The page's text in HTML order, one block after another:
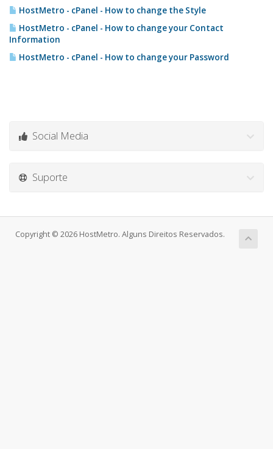
HostMetro - cPanel - How to change the Style
HostMetro - cPanel - How to change your Contact
Information
HostMetro - cPanel - How to change your Password
Social Media
Suporte
Copyright © 2026 HostMetro. Alguns Direitos Reservados.